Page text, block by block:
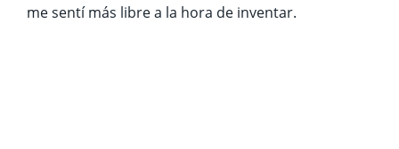
me sentí más libre a la hora de inventar.